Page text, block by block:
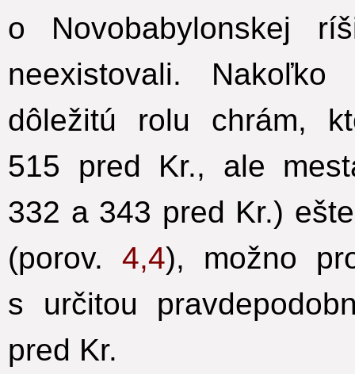
o Novobabylonskej
neexistovali.
dôležitú rolu chrám,
515 pred Kr., ale
332 a 343 pred Kr.)
(porov.4,4), možno
s určitou
pred Kr.